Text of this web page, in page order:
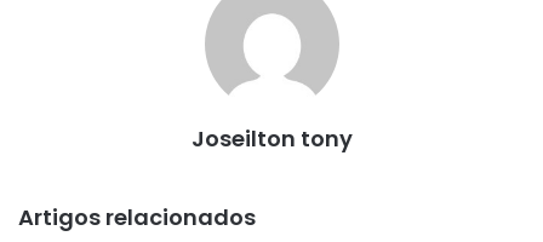
Joseilton tony
Artigos relacionados